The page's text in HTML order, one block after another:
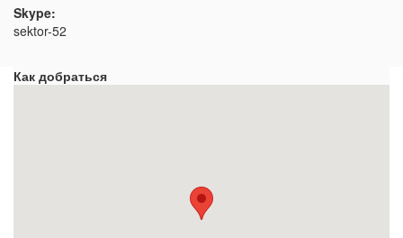
Skype:
sektor-52
Как добраться